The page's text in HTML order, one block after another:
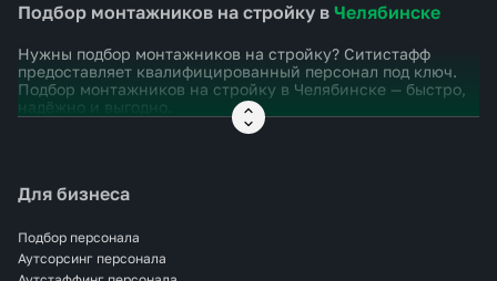
Подбор монтажников на стройку в Челябинске
Нужны подбор монтажников на стройку? Ситистафф
предоставляет квалифицированный персонал под ключ.
Подбор монтажников на стройку в Челябинске — быстро,
надёжно и выгодно.
Для бизнеса
Подбор персонала
Аутсорсинг персонала